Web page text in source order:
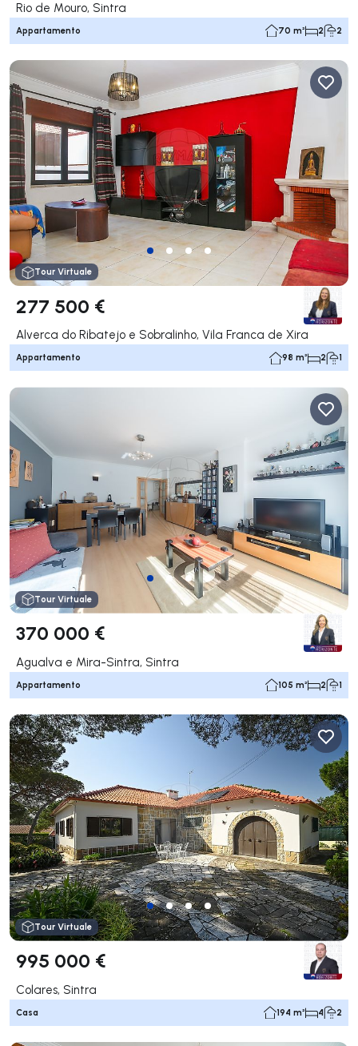
Rio de Mouro, Sintra
Appartamento 70 m² 2 2
Tour Virtuale
277 500 €
Alverca do Ribatejo e Sobralinho, Vila Franca de Xira
Appartamento 98 m² 2 1
Tour Virtuale
370 000 €
Agualva e Mira-Sintra, Sintra
Appartamento 105 m² 2 1
Tour Virtuale
995 000 €
Colares, Sintra
Casa 194 m² 4 2